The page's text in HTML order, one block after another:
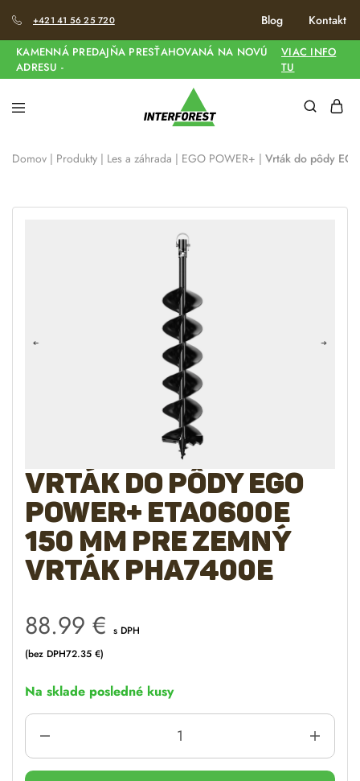
+421 41 56 25 720 Blog Kontakt
KAMENNÁ PREDAJŇA PRESŤAHOVANÁ NA NOVÚ
ADRESU -
VIAC INFO
TU
Domov | Produkty | Les a záhrada | EGO POWER+ | Vrták do pôdy
Vrták do pôdy EGO
Power+ ETA0600E
150 mm pre zemný
vrták PHA7400E
88.99 € s DPH
(bez DPH72.35 €)
Na sklade posledné kusy